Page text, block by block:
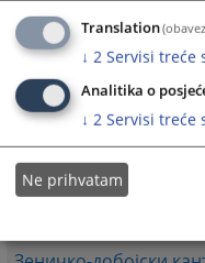
FBiH/ Federalno
Брчко дистрикт
Кантон Сарајево
Херцеговачко-
Translation
↓ 2 Servisi treće
Analitika o
↓ 2 Servisi treće
Ne prihvatam